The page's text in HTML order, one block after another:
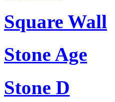
Square Wall
Stone Age
Stone D